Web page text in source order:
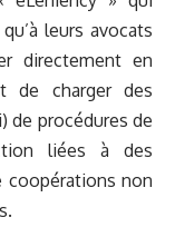
leurs avocats
directement en
de charger des
de procédures de
liées à des
coopérations non